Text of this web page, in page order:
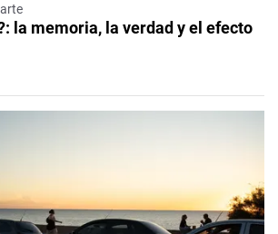
la memoria, la verdad y el efecto